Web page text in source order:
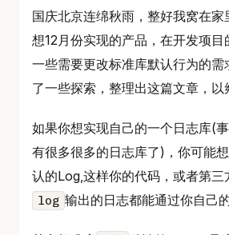
国庆北京连绵秋雨，整好我窝在
想12月份实现的产品，在开发项目
一些需要更改标准库默认行为的
了一些探索，整理出这篇文章，以
如果你想实现自己的一个日志库(
有很多很多的日志库了)，你可能
认的Log,这样你的代码，或者第
log 输出的日志都能通过你自己